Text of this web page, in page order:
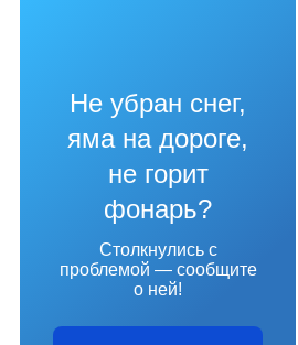
Не убран снег,
яма на дороге,
не горит
фонарь?
Столкнулись с
проблемой — сообщите
о ней!